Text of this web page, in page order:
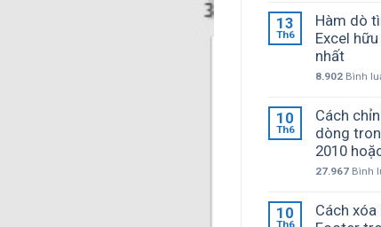
13
Th6
Hàm dò
Excel
nhất
8.902 Bình
10
Th6
Cách
dòng
2010
27.967 Bình
10
Cách xóa